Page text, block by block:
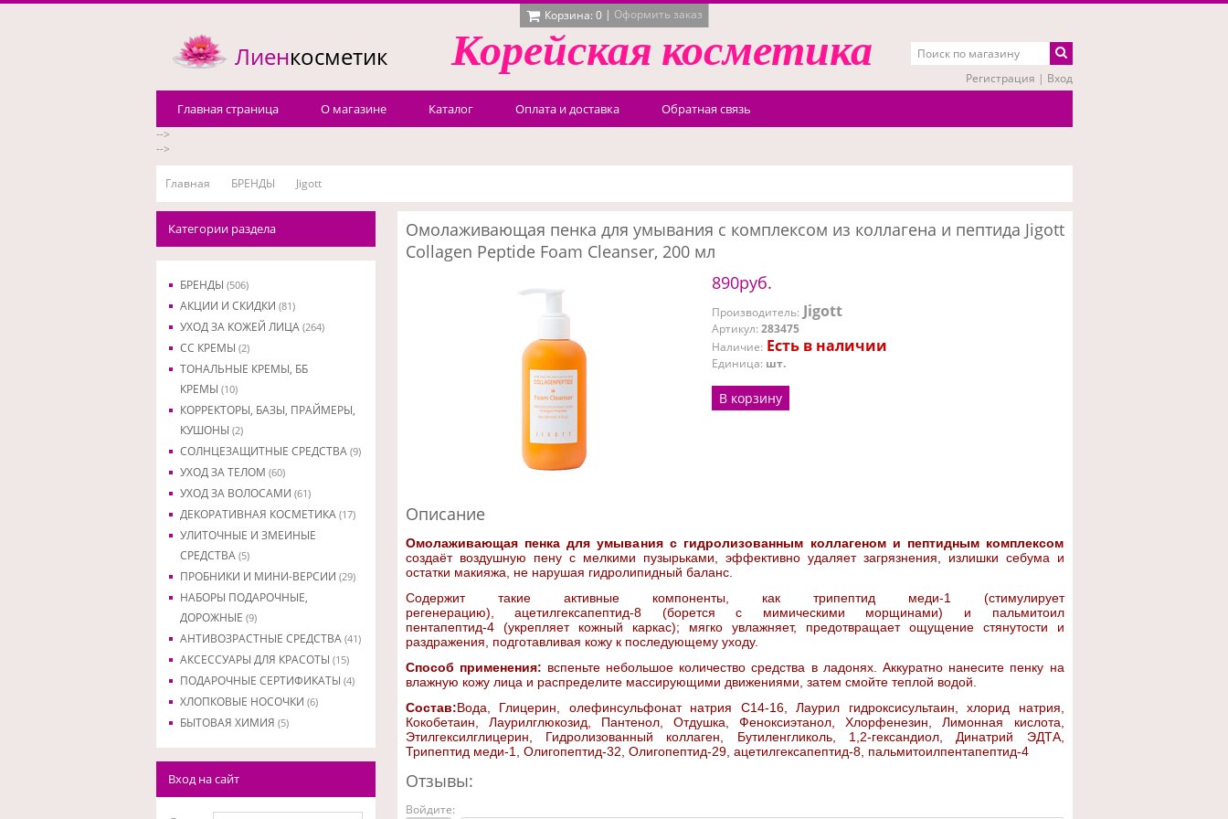
Корзина: 0| Оформить заказ
Лиенкосметик Корейская косметика
Главная страница О магазине Каталог Оплата и доставка Обратная связь
Регистрация | Вход
-->
-->
Главная БРЕНДЫ Jigott
Омолаживающая пенка для умывания с комплексом из коллагена и пептида Jigott
Collagen Peptide Foam Cleanser, 200 мл
890руб.
Производитель: Jigott
Артикул: 283475
Наличие: Есть в наличии
Единица: шт.
В корзину
Описание
Омолаживающая пенка для умывания с гидролизованным коллагеном и пептидным комплексом
создаёт воздушную пену с мелкими пузырьками, эффективно удаляет загрязнения, излишки себума и
остатки макияжа, не нарушая гидролипидный баланс.
Содержит такие активные компоненты, как трипептид меди-1 (стимулирует
регенерацию), ацетилгексапептид-8 (борется с мимическими морщинами) и пальмитоил
пентапептид-4 (укрепляет кожный каркас); мягко увлажняет, предотвращает ощущение стянутости и
раздражения, подготавливая кожу к последующему уходу.
Способ применения: вспеньте небольшое количество средства в ладонях. Аккуратно нанесите пенку на
влажную кожу лица и распределите массирующими движениями, затем смойте теплой водой.
Состав:Вода, Глицерин, олефинсульфонат натрия С14-16, Лаурил гидроксисультаин, хлорид натрия,
Кокобетаин, Лаурилглюкозид, Пантенол, Отдушка, Феноксиэтанол, Хлорфенезин, Лимонная кислота,
Этилгексилглицерин, Гидролизованный коллаген, Бутиленгликоль, 1,2-гександиол, Динатрий ЭДТА,
Трипептид меди-1, Олигопептид-32, Олигопептид-29, ацетилгексапептид-8, пальмитоилпентапептид-4
Отзывы:
Войдите:
Категории раздела
БРЕНДЫ (506)
АКЦИИ И СКИДКИ (81)
УХОД ЗА КОЖЕЙ ЛИЦА (264)
CC КРЕМЫ (2)
ТОНАЛЬНЫЕ КРЕМЫ, ББ
КРЕМЫ (10)
КОРРЕКТОРЫ, БАЗЫ, ПРАЙМЕРЫ,
КУШОНЫ (2)
СОЛНЦЕЗАЩИТНЫЕ СРЕДСТВА (9)
УХОД ЗА ТЕЛОМ (60)
УХОД ЗА ВОЛОСАМИ (61)
ДЕКОРАТИВНАЯ КОСМЕТИКА (17)
УЛИТОЧНЫЕ И ЗМЕИНЫЕ
СРЕДСТВА (5)
ПРОБНИКИ И МИНИ-ВЕРСИИ (29)
НАБОРЫ ПОДАРОЧНЫЕ,
ДОРОЖНЫЕ (9)
АНТИВОЗРАСТНЫЕ СРЕДСТВА (41)
АКСЕССУАРЫ ДЛЯ КРАСОТЫ (15)
ПОДАРОЧНЫЕ СЕРТИФИКАТЫ (4)
ХЛОПКОВЫЕ НОСОЧКИ (6)
БЫТОВАЯ ХИМИЯ (5)
Вход на сайт